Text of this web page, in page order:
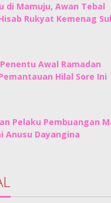
di Mamuju, Awan Tebal
Rukyat Kemenag
Awal Ramadan
Hilal Sore Ini
Pelaku Pembuangan
Anusu Dayangina